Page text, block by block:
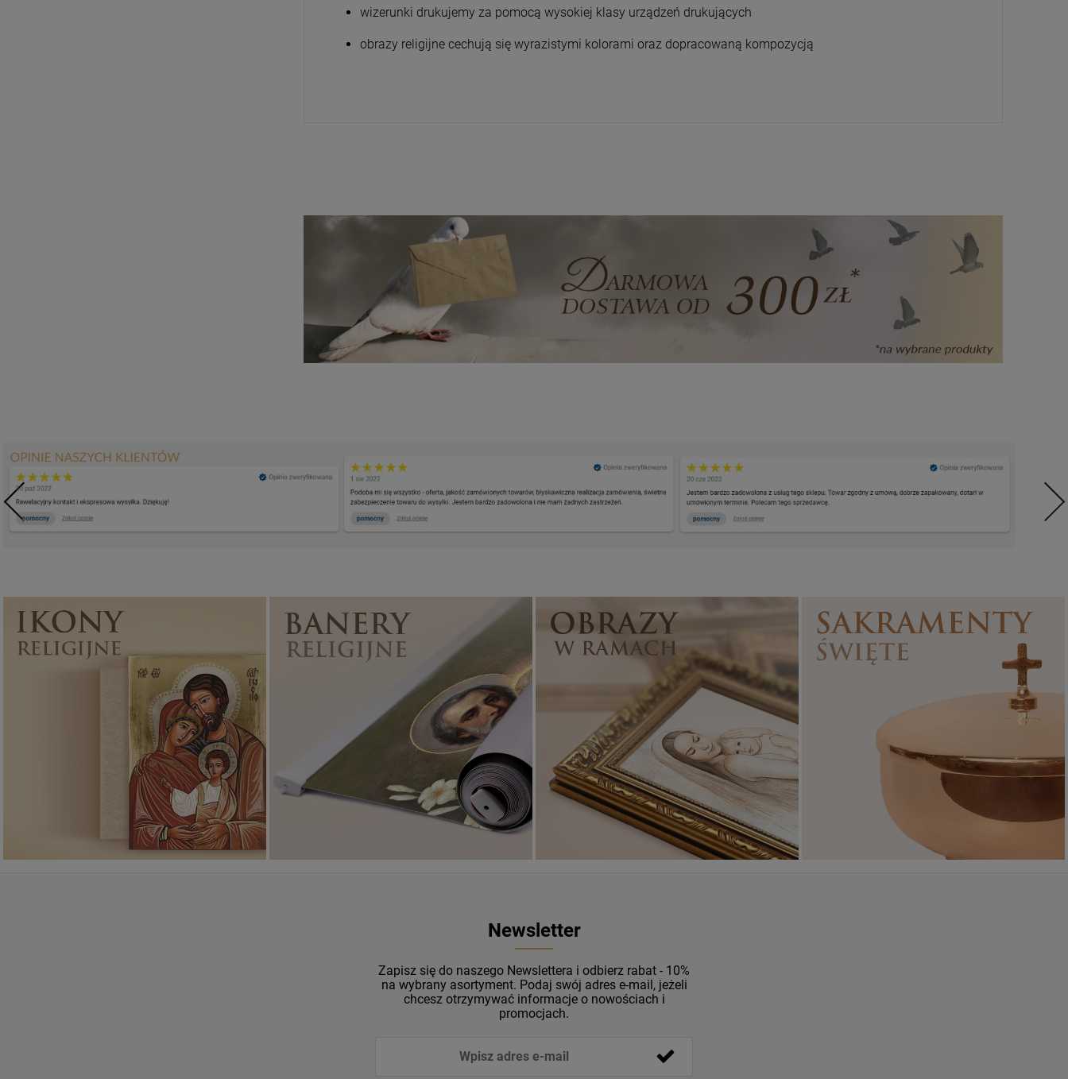
wizerunki drukujemy za pomocą wysokiej klasy urządzeń drukujących
obrazy religijne cechują się wyrazistymi kolorami oraz dopracowaną kompozycją
Ikony religijne
PONAD 400
WZORÓW
Banery religijne Obrazy religijne
PIĘKNE
WZORY
Sakramenty Święte
Newsletter
Zapisz się do naszego Newslettera i odbierz rabat - 10%
na wybrany asortyment. Podaj swój adres e-mail, jeżeli
chcesz otrzymywać informacje o nowościach i
promocjach.